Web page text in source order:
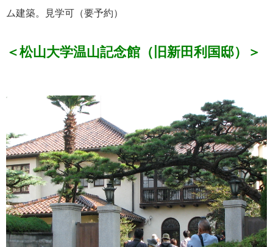
ム建築。見学可（要予約）
＜松山大学温山記念館（旧新田利国邸）＞